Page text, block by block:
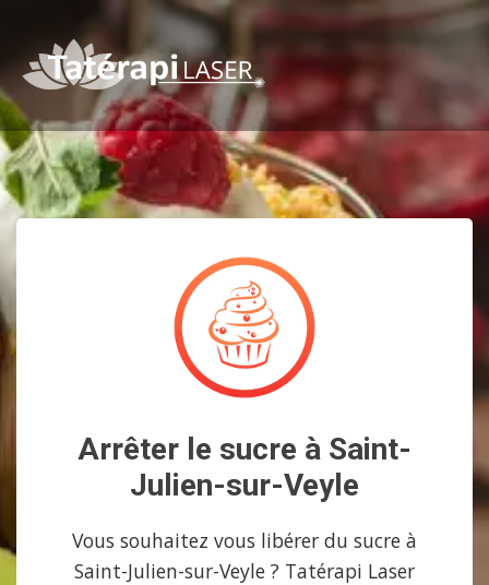
Arrêter le sucre à Saint-
Julien-sur-Veyle
Vous souhaitez vous libérer du sucre à
Saint-Julien-sur-Veyle ? Tatérapi Laser